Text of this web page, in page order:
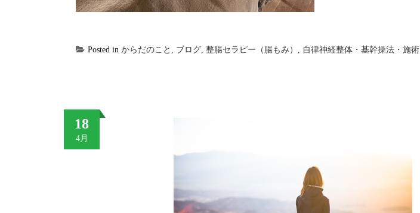
Posted in からだのこと , ブログ, 整腸セラピー（腸もみ） , 自律神経整体・基幹操法・施術
18
4月